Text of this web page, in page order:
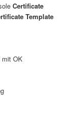
Certificate
Template
mit OK